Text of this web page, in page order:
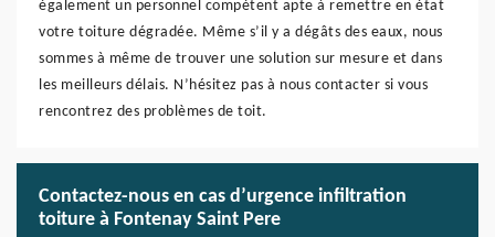
également un personnel compétent apte à remettre en état
votre toiture dégradée. Même s’il y a dégâts des eaux, nous
sommes à même de trouver une solution sur mesure et dans
les meilleurs délais. N’hésitez pas à nous contacter si vous
rencontrez des problèmes de toit.
Contactez-nous en cas d’urgence infiltration
toiture à Fontenay Saint Pere